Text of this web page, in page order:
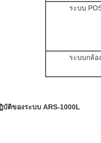
ระบบ
ระบบกล้อง
บัติของระบบ ARS-1000L